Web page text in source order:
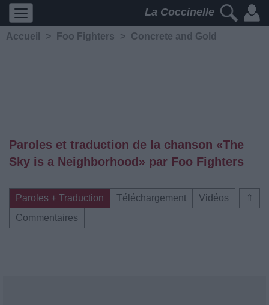
La Coccinelle
Accueil > Foo Fighters > Concrete and Gold
Paroles et traduction de la chanson «The
Sky is a Neighborhood» par Foo Fighters
⇑
Paroles + Traduction Téléchargement
Vidéos
Commentaires